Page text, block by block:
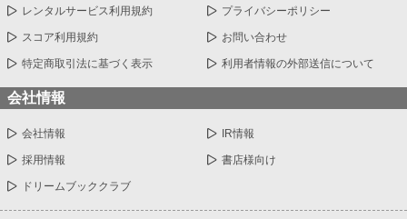
レンタルサービス利用規約 プライバシーポリシー
スコア利用規約 お問い合わせ
特定商取引法に基づく表示 利用者情報の外部送信について
会社情報
会社情報 IR情報
採用情報 書店様向け
ドリームブッククラブ